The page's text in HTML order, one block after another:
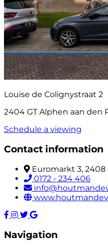
Louise de Colignystraat 2
2404 GT Alphen aan den
Schedule a viewing
Contact information
Euromarkt 3,
0172 - 234 406
Navigation